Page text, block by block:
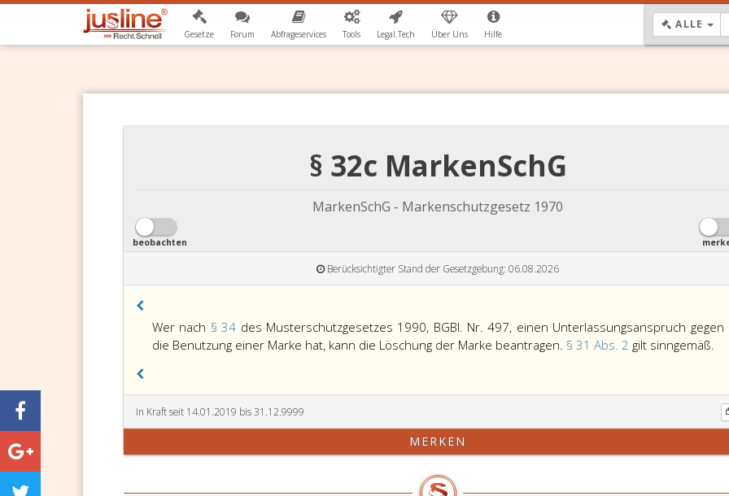
Gesetze Forum Abfrageservices Tools Legal.Tech Über Uns Hilfe
ALLE
§ 32c MarkenSchG
MarkenSchG - Markenschutzgesetz 1970
beobachten
Berücksichtigter Stand der Gesetzgebung: 06.08.2026
Paragraph
32
Wer nach § 34 des Musterschutzgesetzes 1990, BGBl. Nr. 497, einen Unterlassungsanspruch gegen
die Benutzung einer Marke hat, kann die Löschung der Marke beantragen. § 31 Abs. 2 gilt sinngemäß.
In Kraft seit 14.01.2019 bis 31.12.9999
MERKEN